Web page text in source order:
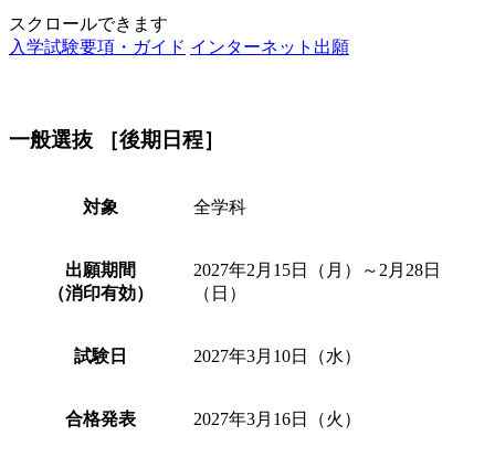
スクロールできます
入学試験要項・ガイド インターネット出願
一般選抜 ［後期日程］
対象 全学科
出願期間
（消印有効）
2027年2月15日（月）～2月28日
（日）
試験日 2027年3月10日（水）
合格発表 2027年3月16日（火）